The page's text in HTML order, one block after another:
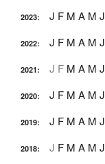
2023: J F M A M J
2022: J F M A M J
2021: J F M A M J
2020: J F M A M J
2019: J F M A M J
2018: J F M A M J